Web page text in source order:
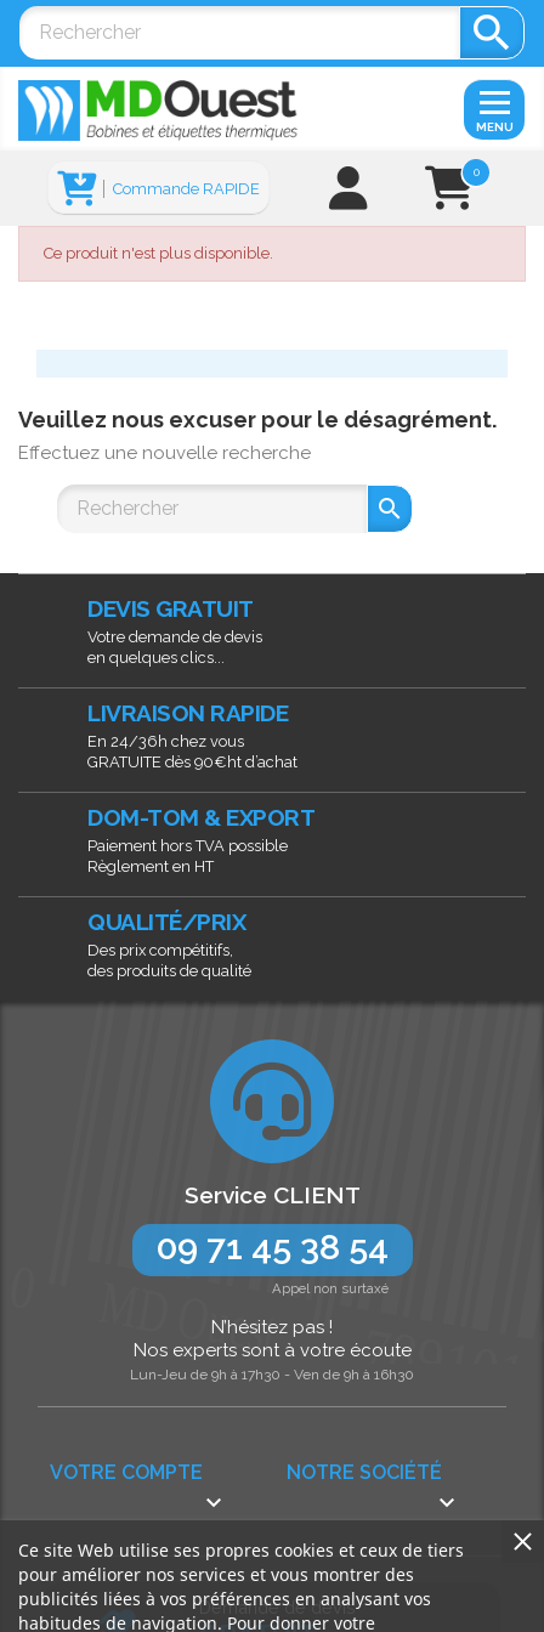

0
Commande RAPIDE
MENU
Ce produit n'est plus disponible.
Veuillez nous excuser pour le désagrément.
Effectuez une nouvelle recherche

DEVIS GRATUIT
Votre demande de devis
en quelques clics...
LIVRAISON RAPIDE
En 24/36h chez vous
GRATUITE dès 90€ht d’achat
DOM-TOM & EXPORT
Paiement hors TVA possible
Règlement en HT
QUALITÉ/PRIX
Des prix compétitifs,
des produits de qualité
NOTRE SOCIÉTÉ

VOTRE COMPTE

Service CLIENT
09 71 45 38 54
Appel non surtaxé
N’hésitez pas !
Nos experts sont à votre écoute
Lun-Jeu de 9h à 17h30 - Ven de 9h à 16h30
Demande de devis
Ce site Web utilise ses propres cookies et ceux de tiers
pour améliorer nos services et vous montrer des
publicités liées à vos préférences en analysant vos
habitudes de navigation. Pour donner votre